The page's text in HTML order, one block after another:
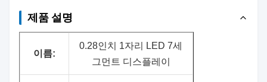
제품 설명
이름:
0.28인치 1자리 LED 7세
그먼트 디스플레이